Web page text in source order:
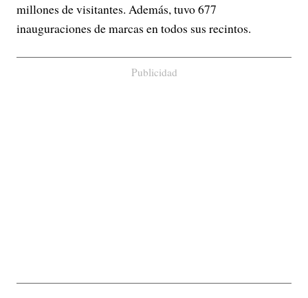
millones de visitantes. Además, tuvo 677
inauguraciones de marcas en todos sus recintos.
Publicidad